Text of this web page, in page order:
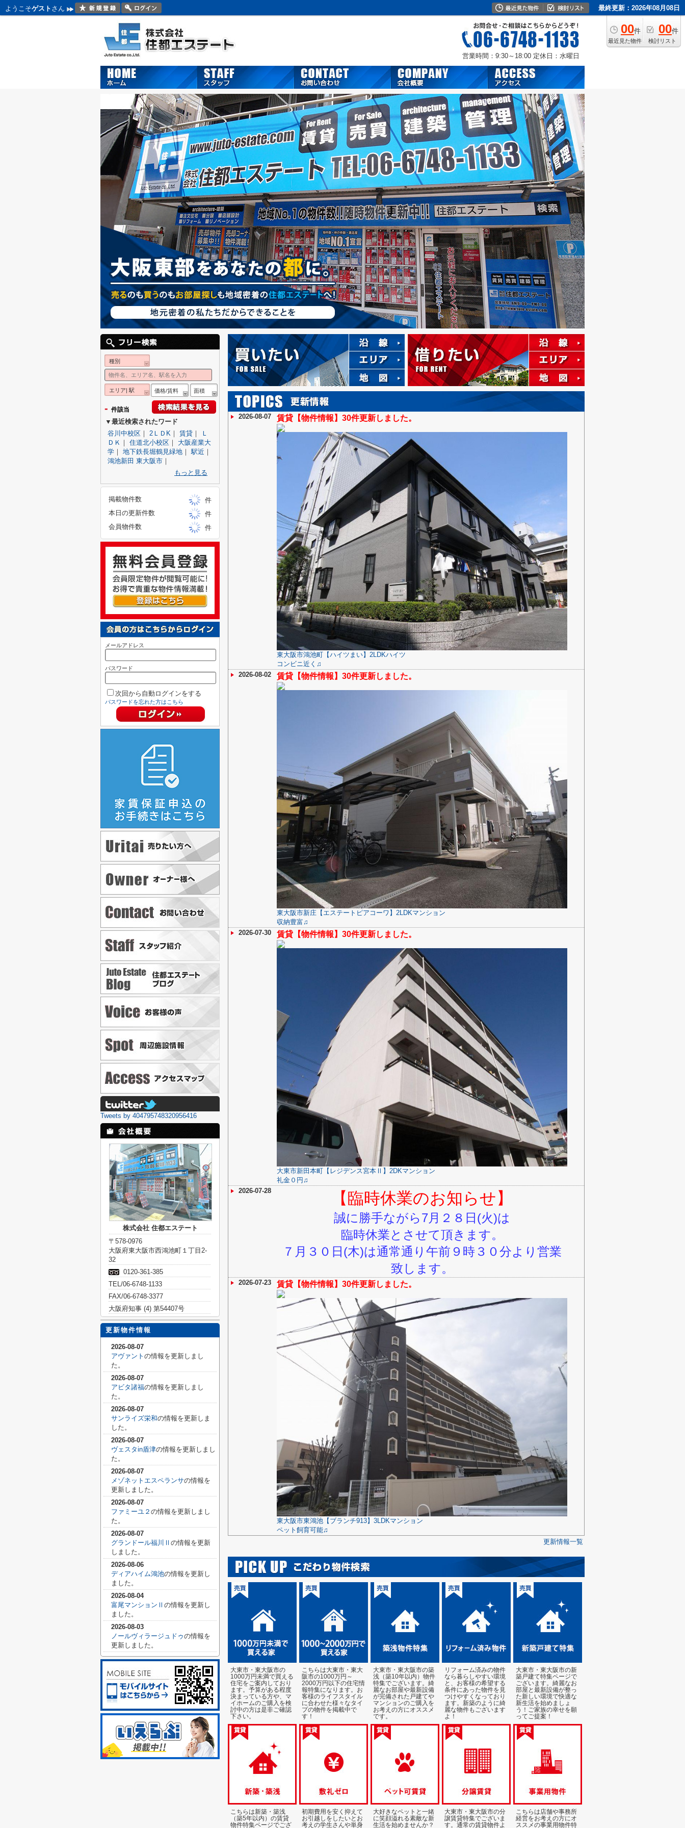
ようこそゲスト さん 最終更新：2026年08月08日
00件
最近見た物件
00件
検討リスト
営業時間：9:30～18:00 定休日：水曜日
2026-08-07 賃貸【物件情報】30件更新しました。
東大阪市鴻池町【ハイツまい】2LDKハイツ
コンビニ近く♫
2026-08-02
賃貸【物件情報】30件更新しました。
東大阪市新庄【エステートピアコーワ】2LDKマンション
収納豊富♫
2026-07-30
賃貸【物件情報】30件更新しました。
大東市新田本町【レジデンス宮本Ⅱ】2DKマンション
礼金０円♫
2026-07-28
【臨時休業のお知らせ】
誠に勝手ながら7月２８日(火)は
臨時休業とさせて頂きます。
７月３０日(木)は通常通り午前９時３０分より営業
致します。
2026-07-23 賃貸【物件情報】30件更新しました。
東大阪市東鴻池【ブランチ913】3LDKマンション
ペット飼育可能♫
更新情報一覧
大東市・東大阪市の
1000万円未満で買える
住宅をご案内しており
ます。予算がある程度
決まっている方や、マ
イホームのご購入を検
討中の方は是非ご確認
下さい。
こちらは大東市・東大
阪市の1000万円～
2000万円以下の住宅情
報特集になります。お
客様のライフスタイル
に合わせた様々なタイ
プの物件を掲載中で
す！
大東市・東大阪市の築
浅（築10年以内）物件
特集でございます。綺
麗なお部屋や最新設備
が完備された戸建てや
マンションのご購入を
お考えの方にオススメ
です。
リフォーム済みの物件
なら暮らしやすい環境
と、お客様の希望する
条件にあった物件を見
つけやすくなっており
ます。新築のように綺
麗な物件もございます
よ！
大東市・東大阪市の新
築戸建て特集ページで
ございます。綺麗なお
部屋と最新設備が整っ
た新しい環境で快適な
新生活を始めましょ
う！ご家族の幸せを願
ってご提案！
こちらは新築・築浅
（築5年以内）の賃貸
物件特集ページでござ
初期費用を安く抑えて
お引越しをしたいとお
考えの学生さんや単身
大好きなペットと一緒
に笑顔溢れる素敵な新
生活を始めませんか？
大東市・東大阪市の分
譲賃貸特集でございま
す。通常の賃貸物件よ
こちらは店舗や事務所
経営をお考えの方にオ
ススメの事業用物件特
種別
エリア| 駅 価格/賃料 面積
- 件該当
▼最近検索されたワード
谷川中校区 ｜ 2ＬＤK ｜ 賃貸 ｜
Ｌ
ＤＫ ｜ 住道北小校区 ｜ 大阪産業大
学 ｜ 地下鉄長堀鶴見緑地 ｜駅近 ｜
鴻池新田 東大阪市 ｜
もっと見る
掲載物件数
件
本日の更新件数
件
会員物件数
件
メールアドレス
パスワード
次回から自動ログインをする
パスワードを忘れた方はこちら
Tweets by 404795748320956416
株式会社 住都エステート
〒578-0976
大阪府東大阪市西鴻池町１丁目2-
32
0120-361-385
TEL/06-6748-1133
FAX/06-6748-3377
大阪府知事 (4) 第54407号
更新物件情報
2026-08-07
アヴァント の情報を更新しまし
た。
2026-08-07
アビタ諸福の情報を更新しまし
た。
2026-08-07
サンライズ栄和の情報を更新しま
した。
2026-08-07
ヴェスタin盾津の情報を更新しまし
た。
2026-08-07
メゾネットエスペランサの情報を
更新しました。
2026-08-07
ファミーユ２ の情報を更新しまし
た。
2026-08-07
グランドール福川Ⅱ の情報を更新
しました。
2026-08-06
ディアハイム鴻池の情報を更新し
ました。
2026-08-04
富尾マンションⅡ の情報を更新し
ました。
2026-08-03
ノールヴィラージュドゥの情報を
更新しました。